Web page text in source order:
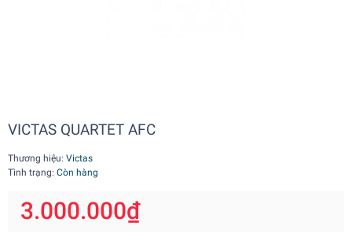
VICTAS QUARTET AFC
Thương hiệu: Victas
Tình trạng: Còn hàng
3.000.000₫